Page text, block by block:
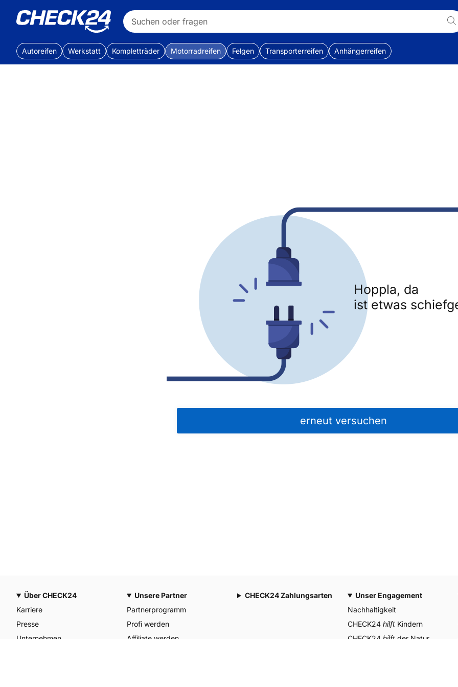
Autoreifen Werkstatt Kompletträder Motorradreifen Felgen Transporterreifen Anhängerreifen
Hoppla, da
ist etwas
erneut versuchen
Über CHECK24
Karriere
Presse
Unternehmen
Unsere Partner
Partnerprogramm
Profi werden
Affiliate werden
Unser Engagement
Nachhaltigkeit
CHECK24 hilft Kindern
CHECK24 hilft der Natur
CHECK24 Zahlungsarten